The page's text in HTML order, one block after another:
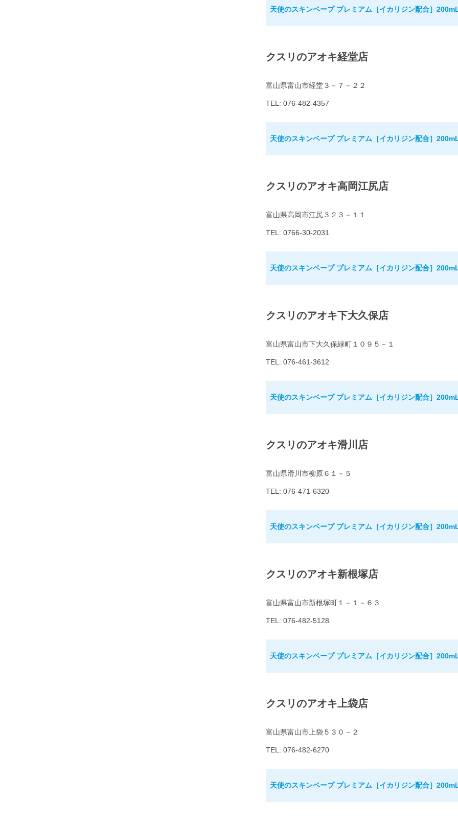
天使のスキンベープ プレミアム［イカリジン配合］
クスリのアオキ経堂店
富山県富山市経堂３－７－２２
TEL: 076-482-4357
天使のスキンベープ プレミアム［イカリジン配合］
クスリのアオキ高岡江尻店
富山県高岡市江尻３２３－１１
TEL: 0766-30-2031
天使のスキンベープ プレミアム［イカリジン配合］
クスリのアオキ下大久保店
富山県富山市下大久保緑町１０９５－１
TEL: 076-461-3612
天使のスキンベープ プレミアム［イカリジン配合］
クスリのアオキ滑川店
富山県滑川市柳原６１－５
TEL: 076-471-6320
天使のスキンベープ プレミアム［イカリジン配合］
クスリのアオキ新根塚店
富山県富山市新根塚町１－１－６３
TEL: 076-482-5128
天使のスキンベープ プレミアム［イカリジン配合］
クスリのアオキ上袋店
富山県富山市上袋５３０－２
TEL: 076-482-6270
天使のスキンベープ プレミアム［イカリジン配合］